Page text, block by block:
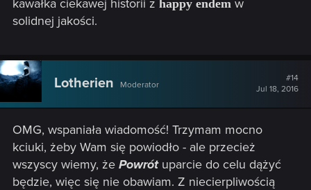
kawałka ciekawej historii z happy endem w
solidnej jakości.
Lotherien Moderator
#14
Jul 18, 2016
OMG, wspaniała wiadomość! Trzymam mocno
kciuki, żeby Wam się powiodło - ale przecież
wszyscy wiemy, że Powrótuparcie do celu dążyć
będzie, więc się nie obawiam. Z niecierpliwością